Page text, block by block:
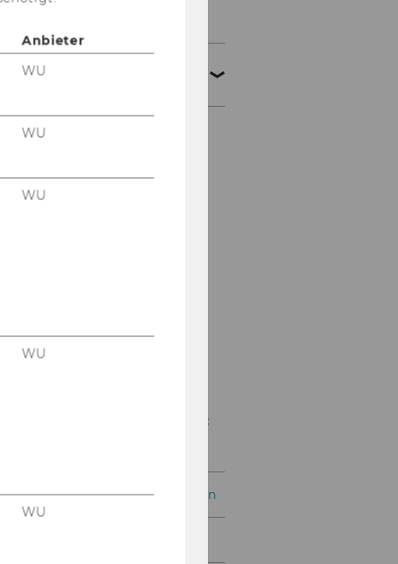
Nationale Symposien
Unternehmenssteuerrec
Internationale Konferenzen
Anbieter
WU
WU
WU
WU
WU